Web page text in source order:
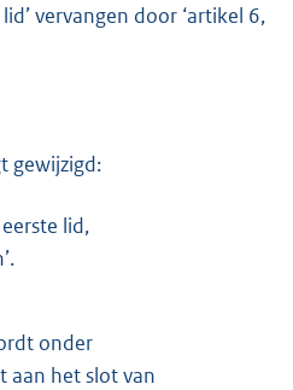
vervangen door ‘artikel 6,
gewijzigd:
lid,
onder
aan het slot van